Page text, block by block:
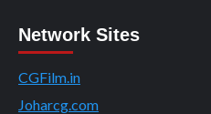
Network Sites
CGFilm.in
Joharcg.com